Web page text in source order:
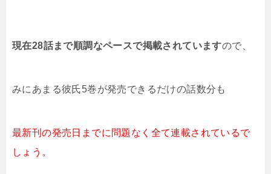
現在28話まで順調なペースで掲載されていますので、
みにあまる彼氏5巻が発売できるだけの話数分も
最新刊の発売日までに問題なく 全て連載されているで
しょう。